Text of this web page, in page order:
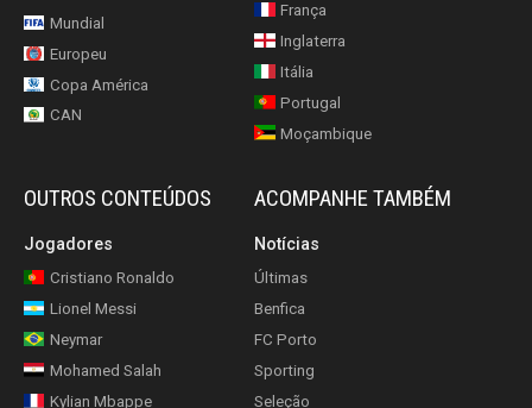
Mundial
Europeu
Copa América
CAN
França
Inglaterra
Itália
Portugal
Moçambique
OUTROS CONTEÚDOS
Jogadores
Cristiano Ronaldo
Lionel Messi
Neymar
Mohamed Salah
Kylian Mbappe
ACOMPANHE TAMBÉM
Notícias
Últimas
Benfica
FC Porto
Sporting
Seleção